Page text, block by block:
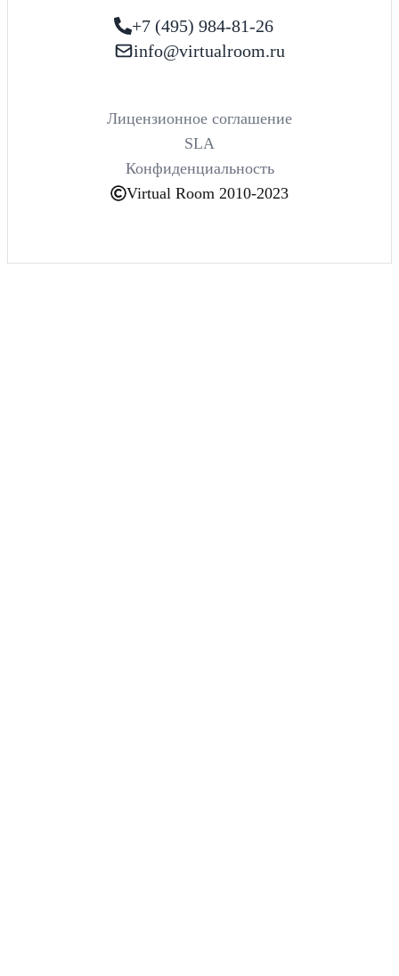
+7 (495) 984-81-26
info@virtualroom.ru
Virtual Room 2010-2023
Лицензионное соглашение
SLA
Конфиденциальность